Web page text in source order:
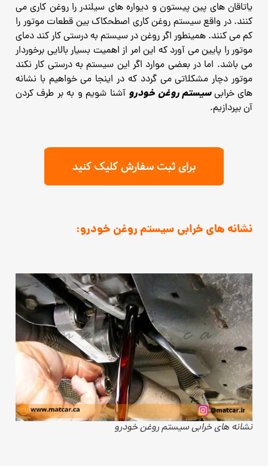
یاتاقان های پین پیستون و دیواره های سیلندر را روغن کاری می
کنند. در واقع سیستم روغن کاری اصطحکاک بین قطعات موتور را
کم می کنند. همینطور اگر روغن در سیستم به درستی کار کند دمای
موتور را پایین می آورد که این امر از اهمیت بسیار بالایی برخوردار
می باشد. اما در بعضی موارد اگر این سیستم به درستی کار نکند
موتور دچار مشکلاتی می گردد که در اینجا می خواهیم با نشانه
های خرابیسیستم روغن خودرو آشنا شویم و به بر طرف کردن
آن بپردازیم.
نشانه های خرابی سیستم روغن خودرو:
نشانه های خرابی سیستم روغن خودرو